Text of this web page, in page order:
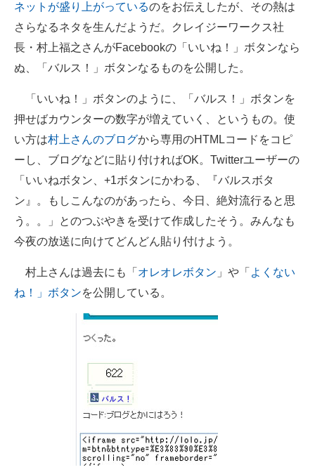
ITエンジニア向け専門サイト
企業向けIT製品の総合サイト
製造業のIT導入・活用を支援
モノづくり技術者専門サイト
エレクトロニクス専門サイト
電子設計の基本と応用
エネルギーの専門メディア
建設×テクノロジーの最前線
ちょっと気になるネットの話題
ネットが盛り上がっているのをお伝えしたが、その熱は
さらなるネタを生んだようだ。クレイジーワークス社
長・村上福之さんがFacebookの「いいね！」ボタンなら
ぬ、「バルス！」ボタンなるものを公開した。
「いいね！」ボタンのように、「バルス！」ボタンを
押せばカウンターの数字が増えていく、というもの。使
い方は村上さんのブログから専用のHTMLコードをコピ
ーし、ブログなどに貼り付ければOK。Twitterユーザーの
「いいねボタン、+1ボタンにかわる、『バルスボタ
ン』。もしこんなのがあったら、今日、絶対流行ると思
う。。」とのつぶやきを受けて作成したそう。みんなも
今夜の放送に向けてどんどん貼り付けよう。
村上さんは過去にも「 オレオレボタン 」や「 よくない
ね！」ボタンを公開している。